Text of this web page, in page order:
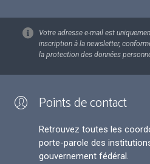
Votre adresse e-mail est
inscription à la newsletter,
la protection des données
Points de contact
Retrouvez toutes les
porte-parole des
gouvernement fédéral.